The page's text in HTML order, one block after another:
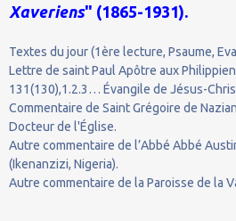
Xaveriens" (1865-1931).
Textes du jour (1ère lecture, Psaume,
Lettre de saint Paul Apôtre aux
131(130),1.2.3… Évangile de Jésus-
Commentaire de Saint Grégoire de
Docteur de l'Église.
Autre commentaire de l’Abbé Abbé
(Ikenanzizi, Nigeria).
Autre commentaire de la Paroisse de la